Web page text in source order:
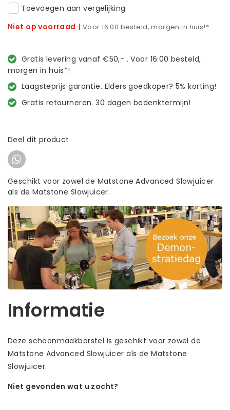
Toevoegen aan vergelijking
Niet op voorraad | Voor 16:00 besteld, morgen in huis!*
Gratis levering vanaf €50,- . Voor 16:00 besteld,
morgen in huis*!
Laagsteprijs garantie. Elders goedkoper? 5% korting!
Gratis retourneren. 30 dagen bedenktermijn!
Deel dit product
Geschikt voor zowel de Matstone Advanced Slowjuicer
als de Matstone Slowjuicer.
Informatie
Deze schoonmaakborstel is geschikt voor zowel de
Matstone Advanced Slowjuicer als de Matstone
Slowjuicer.
Niet gevonden wat u zocht?